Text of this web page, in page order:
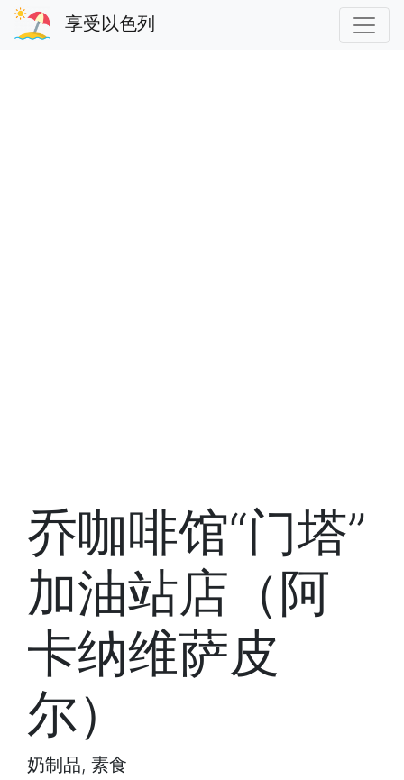
享受以色列
乔咖啡馆“门塔”
加油站店（阿
卡纳维萨皮
尔）
奶制品, 素食